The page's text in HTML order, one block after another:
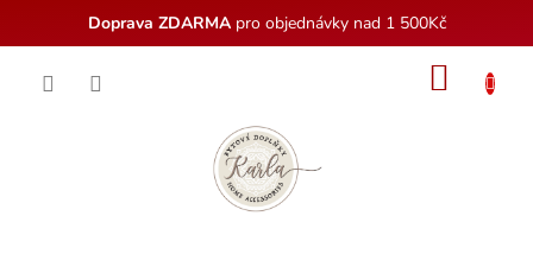
Doprava ZDARMApro objednávky nad 1 500Kč